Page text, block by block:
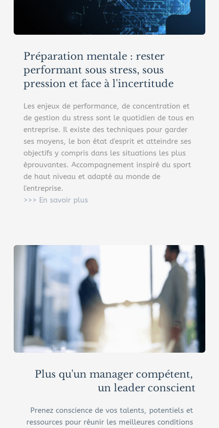
Préparation mentale : rester
performant sous stress, sous
pression et face à l'incertitude
Les enjeux de performance, de concentration et
de gestion du stress sont le quotidien de tous en
entreprise. Il existe des techniques pour garder
ses moyens, le bon état d'esprit et atteindre ses
objectifs y compris dans les situations les plus
éprouvantes. Accompagnement inspiré du sport
de haut niveau et adapté au monde de
l'entreprise.﻿
>>> En savoir plus
Plus qu'un manager compétent,
un leader conscient
Prenez conscience de vos talents, potentiels et
ressources pour réunir les meilleures conditions